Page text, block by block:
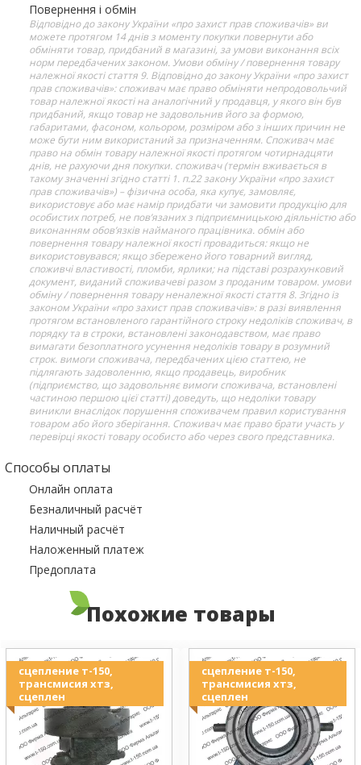
Повернення і обмін
Відповідно до закону України «про захист прав споживачів» ви
можете протягом 14 днів з моменту покупки повернути або
обміняти товар, придбаний в магазині, за умови виконання всіх
норм передбачених законом. Умови обміну / повернення товару
належної якості стаття 9. Відповідно до закону України «про захист
прав споживачів»: споживач має право обміняти непродовольчий
товар належної якості на аналогічний у продавця, у якого він був
придбаний, якщо товар не задовольнив його за формою,
габаритами, фасоном, кольором, розміром або з інших причин не
може бути ним використаний за призначенням. Споживач має
право на обмін товару належної якості протягом чотирнадцяти
днів, не рахуючи дня покупки. споживач (термін вживається в
такому значенні згідно статті 1. п.22 закону України «про захист
прав споживачів») – фізична особа, яка купує, замовляє,
використовує або має намір придбати чи замовити продукцію для
особистих потреб, не пов’язаних з підприємницькою діяльністю або
виконанням обов’язків найманого працівника. обмін або
повернення товару належної якості провадиться: якщо не
використовувався; якщо збережено його товарний вигляд,
споживчі властивості, пломби, ярлики; на підставі розрахунковий
документ, виданий споживачеві разом з проданим товаром. умови
обміну / повернення товару неналежної якості стаття 8. Згідно із
законом України «про захист прав споживачів»: в разі виявлення
протягом встановленого гарантійного строку недоліків споживач, в
порядку та в строки, встановлені законодавством, має право
вимагати безоплатного усунення недоліків товару в розумний
строк. вимоги споживача, передбачених цією статтею, не
підлягають задоволенню, якщо продавець, виробник
(підприємство, що задовольняє вимоги споживача, встановлені
частиною першою цієї статті) доведуть, що недоліки товару
виникли внаслідок порушення споживачем правил користування
товаром або його зберігання. Споживач має право брати участь у
перевірці якості товару особисто або через свого представника.
Способы оплаты
Онлайн оплата
Безналичный расчёт
Наличный расчёт
Наложенный платеж
Предоплата
Похожие товары
сцепление т-150,
трансмисия хтз,
сцеплен
сцепление т-150,
трансмисия хтз,
сцеплен